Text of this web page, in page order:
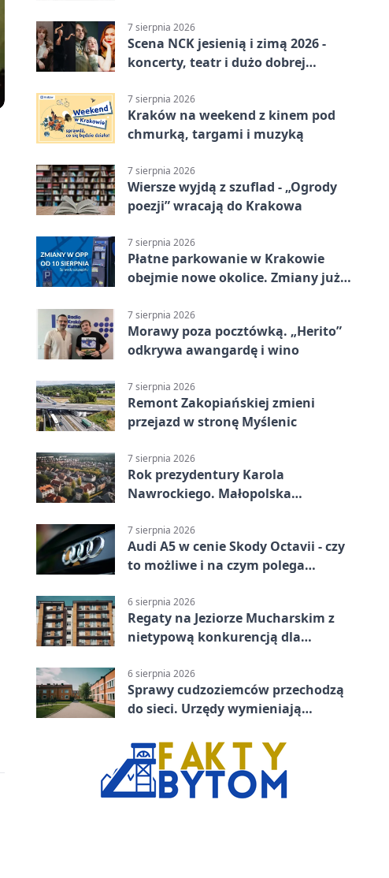
7 sierpnia 2026
Scena NCK jesienią i zimą 2026 -
koncerty, teatr i dużo dobrej
7 sierpnia 2026
Kraków na weekend z kinem pod
chmurką, targami i muzyką
7 sierpnia 2026
Wiersze wyjdą z szuflad - „Ogrody
poezji” wracają do Krakowa
7 sierpnia 2026
Płatne parkowanie w Krakowie
obejmie nowe okolice. Zmiany już
7 sierpnia 2026
Morawy poza pocztówką. „Herito”
odkrywa awangardę i wino
7 sierpnia 2026
Remont Zakopiańskiej zmieni
przejazd w stronę Myślenic
7 sierpnia 2026
Rok prezydentury Karola
Nawrockiego. Małopolska
7 sierpnia 2026
Audi A5 w cenie Skody Octavii - czy
to możliwe i na czym polega
6 sierpnia 2026
Regaty na Jeziorze Mucharskim z
nietypową konkurencją dla
6 sierpnia 2026
Sprawy cudzoziemców przechodzą
do sieci. Urzędy wymieniają